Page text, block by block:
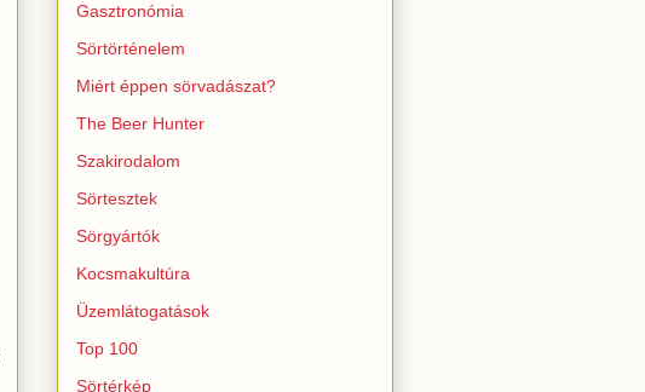
Gasztronómia
Sörtörténelem
Miért éppen sörvadászat?
The Beer Hunter
Szakirodalom
Sörtesztek
Sörgyártók
Kocsmakultúra
Üzemlátogatások
Top 100
Sörtérkép